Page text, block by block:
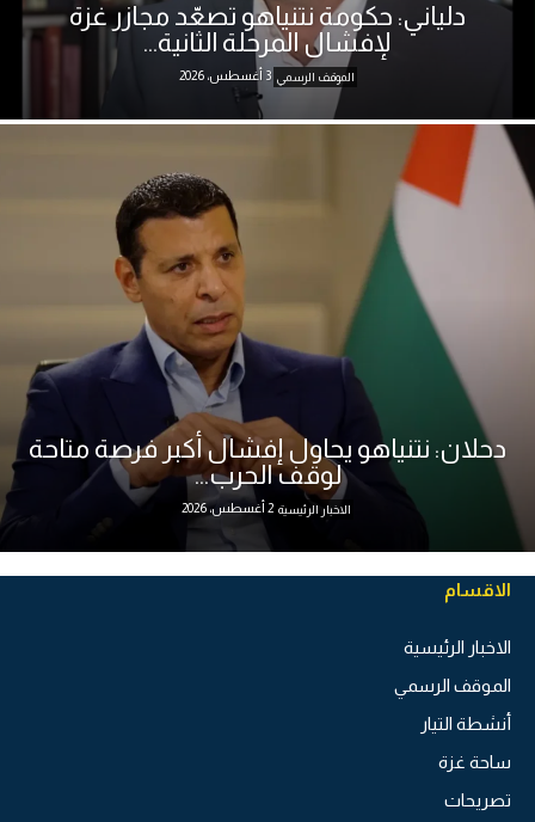
دلياني: حكومة نتنياهو تصعّد مجازر غزة
لإفشال المرحلة الثانية...
الموقف الرسمي 3 أغسطس، 2026
دحلان: نتنياهو يحاول إفشال أكبر فرصة متاحة
لوقف الحرب...
الاخبار الرئيسية 2 أغسطس، 2026
الاقسام
الاخبار الرئيسية
الموقف الرسمي
أنشطة التيار
ساحة غزة
تصريحات